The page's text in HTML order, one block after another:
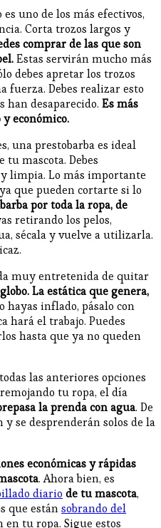
es uno de los más efectivos,
Corta trozos largos y
comprar de las que son
Estas servirán mucho más
debes apretar los trozos
fuerza. Debes realizar esto
han desaparecido. Es más
económico.
una prestobarba es ideal
tu mascota. Debes
limpia. Lo más importante
que pueden cortarte si lo
por toda la ropa, de
retirando los pelos,
sécala y vuelve a utilizarla.
muy entretenida de quitar
La estática que genera,
hayas inflado, pásalo con
hará el trabajo. Puedes
hasta que ya no queden
las anteriores opciones
tu ropa, el día
la prenda con agua. De
se desprenderán solos de la
económicas y rápidas
. Ahora bien, es
diario de tu mascota,
que estánsobrando del
en tu ropa. Sigue estos